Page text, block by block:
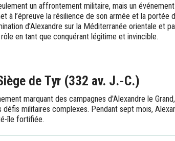
un affrontement militaire, mais un
à l’épreuve la résilience de son armée et la portée
d’Alexandre sur la Méditerranée orientale et
en tant que conquérant légitime et invincible.
de Tyr (332 av. J.-C.)
marquant des campagnes d'Alexandre le
militaires complexes. Pendant sept mois,
île fortifiée.